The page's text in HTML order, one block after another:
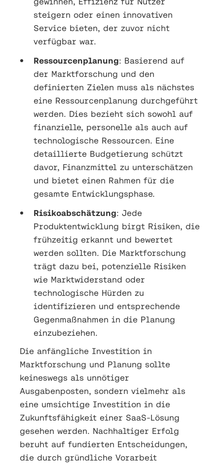
steigern oder einen innovativen
Service bieten, der zuvor nicht
verfügbar war.
Ressourcenplanung: Basierend auf
der Marktforschung und den
definierten Zielen muss als nächstes
eine Ressourcenplanung durchgeführt
werden. Dies bezieht sich sowohl auf
finanzielle, personelle als auch auf
technologische Ressourcen. Eine
detaillierte Budgetierung schützt
davor, Finanzmittel zu unterschätzen
und bietet einen Rahmen für die
gesamte Entwicklungsphase.
Risikoabschätzung: Jede
Produktentwicklung birgt Risiken, die
frühzeitig erkannt und bewertet
werden sollten. Die Marktforschung
trägt dazu bei, potenzielle Risiken
wie Marktwiderstand oder
technologische Hürden zu
identifizieren und entsprechende
Gegenmaßnahmen in die Planung
einzubeziehen.
Die anfängliche Investition in
Marktforschung und Planung sollte
keineswegs als unnötiger
Ausgabenposten, sondern vielmehr als
eine umsichtige Investition in die
Zukunftsfähigkeit einer SaaS-Lösung
gesehen werden. Nachhaltiger Erfolg
beruht auf fundierten Entscheidungen,
die durch gründliche Vorarbeit